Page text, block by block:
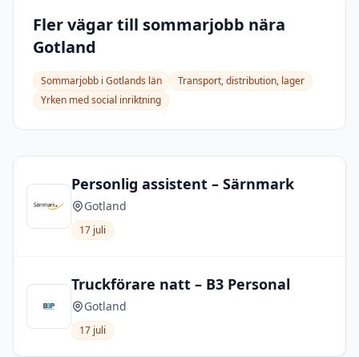
Fler vägar till sommarjobb nära
Gotland
Sommarjobb i Gotlands län
Transport, distribution, lager
Yrken med social inriktning
Personlig assistent – Särnmark
Gotland
17 juli
Truckförare natt – B3 Personal
Gotland
17 juli